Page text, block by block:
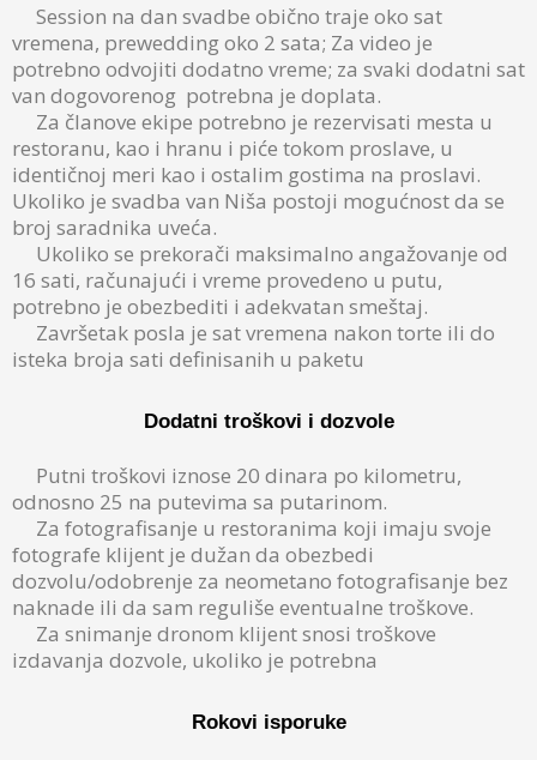
Session na dan svadbe obično traje oko sat
vremena, prewedding oko 2 sata; Za video je
potrebno odvojiti dodatno vreme; za svaki dodatni sat
van dogovorenog potrebna je doplata.
Za članove ekipe potrebno je rezervisati mesta u
restoranu, kao i hranu i piće tokom proslave, u
identičnoj meri kao i ostalim gostima na proslavi.
Ukoliko je svadba van Niša postoji mogućnost da se
broj saradnika uveća.
Ukoliko se prekorači maksimalno angažovanje od
16 sati, računajući i vreme provedeno u putu,
potrebno je obezbediti i adekvatan smeštaj.
Završetak posla je sat vremena nakon torte ili do
isteka broja sati definisanih u paketu
Dodatni troškovi i dozvole
Putni troškovi iznose 20 dinara po kilometru,
odnosno 25 na putevima sa putarinom.
Za fotografisanje u restoranima koji imaju svoje
fotografe klijent je dužan da obezbedi
dozvolu/odobrenje za neometano fotografisanje bez
naknade ili da sam reguliše eventualne troškove.
Za snimanje dronom klijent snosi troškove
izdavanja dozvole, ukoliko je potrebna
Rokovi isporuke